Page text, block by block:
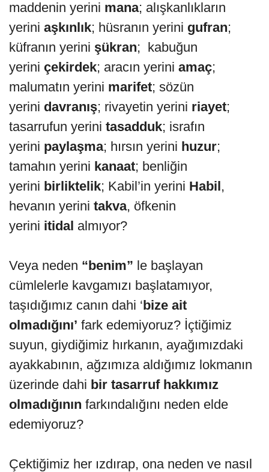
maddenin yerini mana; alışkanlıkların
yerini aşkınlık; hüsranın yerini gufran;
küfranın yerini şükran; kabuğun
yerini çekirdek; aracın yerini amaç;
malumatın yerini marifet; sözün
yerini davranış; rivayetin yerini riayet;
tasarrufun yerini tasadduk; israfın
yerini paylaşma; hırsın yerini huzur;
tamahın yerini kanaat; benliğin
yerini birliktelik; Kabil’in yerini Habil,
hevanın yerini takva, öfkenin
yerini itidal almıyor?
Veya neden “benim” le başlayan
cümlelerle kavgamızı başlatamıyor,
taşıdığımız canın dahi ‘bize ait
olmadığını’ fark edemiyoruz? İçtiğimiz
suyun, giydiğimiz hırkanın, ayağımızdaki
ayakkabının, ağzımıza aldığımız lokmanın
üzerinde dahi bir tasarruf hakkımız
olmadığının farkındalığını neden elde
edemiyoruz?
Çektiğimiz her ızdırap, ona neden ve nasıl